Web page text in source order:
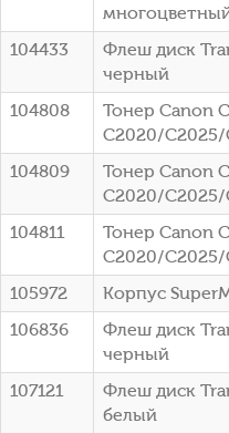
104433
Флеш диск
черный
104808
Тонер Canon
C2020/
104809
Тонер Canon
C2020/
104811
Тонер Canon
C2020/
105972
Корпус
106836
Флеш диск
черный
107121
Флеш диск
белый